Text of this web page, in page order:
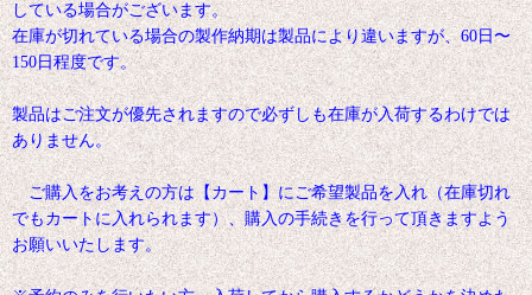
している場合がございます。
在庫が切れている場合の製作納期は製品により違いますが、60日〜
150日程度です。
製品はご注文が優先されますので必ずしも在庫が入荷するわけでは
ありません。
ご購入をお考えの方は【カート】にご希望製品を入れ（在庫切れ
でもカートに入れられます）、購入の手続きを行って頂きますよう
お願いいたします。